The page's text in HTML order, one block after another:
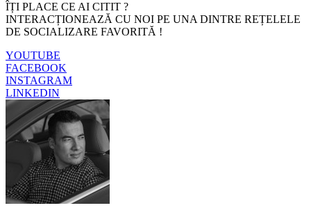
ÎȚI PLACE CE AI CITIT ?
INTERACȚIONEAZĂ CU NOI PE UNA DINTRE REȚELELE
DE SOCIALIZARE FAVORITĂ !
YOUTUBE
FACEBOOK
INSTAGRAM
LINKEDIN